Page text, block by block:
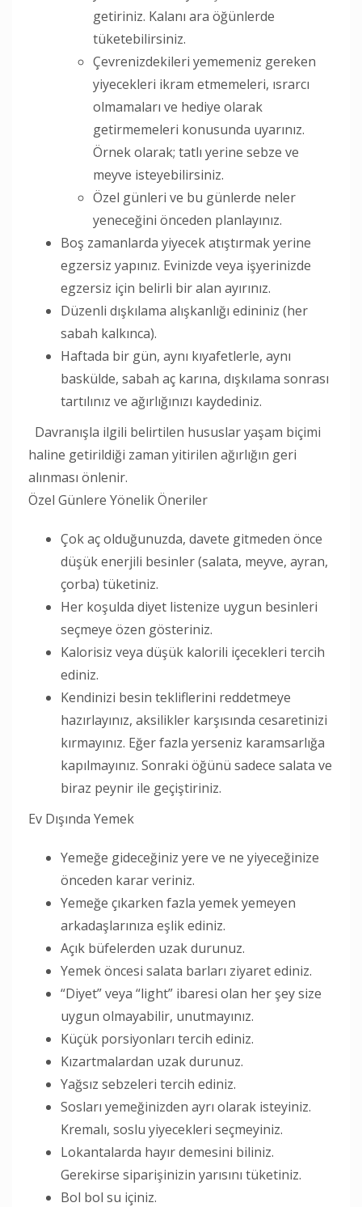
getiriniz. Kalanı ara öğünlerde
tüketebilirsiniz.
Çevrenizdekileri yememeniz gereken
yiyecekleri ikram etmemeleri, ısrarcı
olmamaları ve hediye olarak
getirmemeleri konusunda uyarınız.
Örnek olarak; tatlı yerine sebze ve
meyve isteyebilirsiniz.
Özel günleri ve bu günlerde neler
yeneceğini önceden planlayınız.
Boş zamanlarda yiyecek atıştırmak yerine
egzersiz yapınız. Evinizde veya işyerinizde
egzersiz için belirli bir alan ayırınız.
Düzenli dışkılama alışkanlığı edininiz (her
sabah kalkınca).
Haftada bir gün, aynı kıyafetlerle, aynı
baskülde, sabah aç karına, dışkılama sonrası
tartılınız ve ağırlığınızı kaydediniz.
Davranışla ilgili belirtilen hususlar yaşam biçimi
haline getirildiği zaman yitirilen ağırlığın geri
alınması önlenir.
Özel Günlere Yönelik Öneriler
Çok aç olduğunuzda, davete gitmeden önce
düşük enerjili besinler (salata, meyve, ayran,
çorba) tüketiniz.
Her koşulda diyet listenize uygun besinleri
seçmeye özen gösteriniz.
Kalorisiz veya düşük kalorili içecekleri tercih
ediniz.
Kendinizi besin tekliflerini reddetmeye
hazırlayınız, aksilikler karşısında cesaretinizi
kırmayınız. Eğer fazla yerseniz karamsarlığa
kapılmayınız. Sonraki öğünü sadece salata ve
biraz peynir ile geçiştiriniz.
Ev Dışında Yemek
Yemeğe gideceğiniz yere ve ne yiyeceğinize
önceden karar veriniz.
Yemeğe çıkarken fazla yemek yemeyen
arkadaşlarınıza eşlik ediniz.
Açık büfelerden uzak durunuz.
Yemek öncesi salata barları ziyaret ediniz.
“Diyet” veya “light” ibaresi olan her şey size
uygun olmayabilir, unutmayınız.
Küçük porsiyonları tercih ediniz.
Kızartmalardan uzak durunuz.
Yağsız sebzeleri tercih ediniz.
Sosları yemeğinizden ayrı olarak isteyiniz.
Kremalı, soslu yiyecekleri seçmeyiniz.
Lokantalarda hayır demesini biliniz.
Gerekirse siparişinizin yarısını tüketiniz.
Bol bol su içiniz.